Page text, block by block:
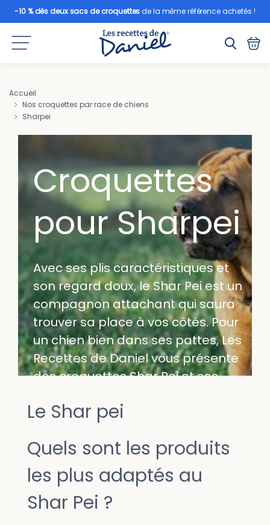
-10 % dès deux sacs de croquettesde la même référence achetés !
Accueil
Nos croquettes par race de chiens
Sharpei
Croquettes
pour Sharpei
Avec ses plis caractéristiques et
son regard doux, le Shar Pei est un
compagnon attachant qui saura
trouver sa place à vos côtés. Pour
un chien bien dans ses pattes, Les
Recettes de Daniel vous présente
des croquettes Shar Pei et ses
Le Shar pei
Quels sont les produits
les plus adaptés au
Shar Pei ?